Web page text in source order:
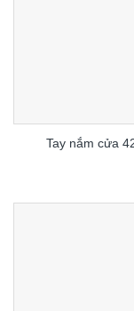
Tay nắm cửa